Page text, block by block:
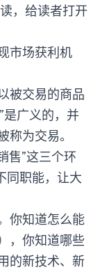
，给读者打开
市场获利机
被交易的商品
是广义的，并
称为交易。
售”这三个环
同职能，让大
你知道怎么能
，你知道哪些
的新技术、新